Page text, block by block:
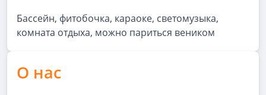
Бассейн, фитобочка, караоке, светомузыка,
комната отдыха, можно париться веником
О нас